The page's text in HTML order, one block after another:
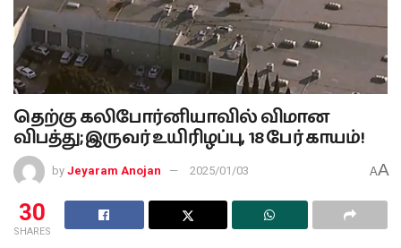
தெற்கு கலிபோர்னியாவில் விமான
விபத்து; இருவர் உயிரிழப்பு, 18 பேர் காயம்!
by Jeyaram Anojan 2025/01/03 AA
30
SHARES